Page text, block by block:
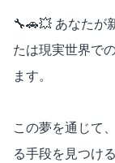
🔧🚗💥 あなたが
たは現実世界で
ます。
この夢を通じて
る手段を見つけ